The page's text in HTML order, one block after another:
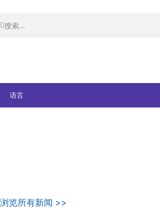
语言
浏览所有新闻 >>